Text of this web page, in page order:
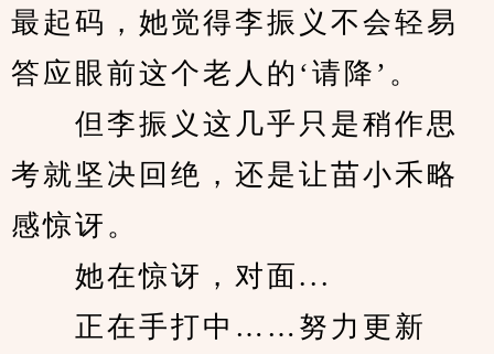
最起码，她觉得李振义不会轻易
答应眼前这个老人的‘请降’。
但李振义这几乎只是稍作思
考就坚决回绝，还是让苗小禾略
感惊讶。
她在惊讶，对面...
正在手打中……努力更新